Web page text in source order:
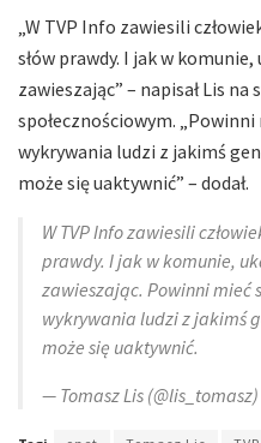
„W TVP Info zawiesili
słów prawdy. I jak w
zawieszając” – napisał Lis
społecznościowym.
wykrywania ludzi z jakimś
może się uaktywnić” – dodał.
W TVP Info zawiesili
prawdy. I jak w komunie,
zawieszając. Powinni mieć
wykrywania ludzi z jakimś
może się uaktywnić.
— Tomasz Lis (@lis_tomasz)